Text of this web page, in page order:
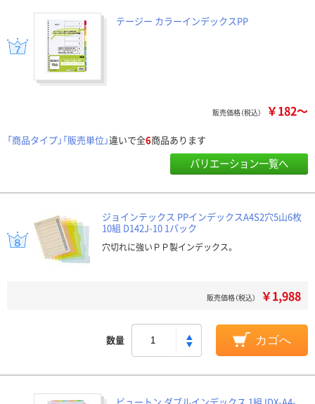
テージー カラーインデックスPP
販売価格（税込） ￥182～
「商品タイプ」「販売単位」違いで全6商品あります
バリエーション一覧へ
ジョインテックス PPインデックスA4S2穴5山6枚
10組 D142J-10 1パック
穴切れに強いＰＰ製インデックス。
販売価格（税込） ￥1,988
数量 カゴへ